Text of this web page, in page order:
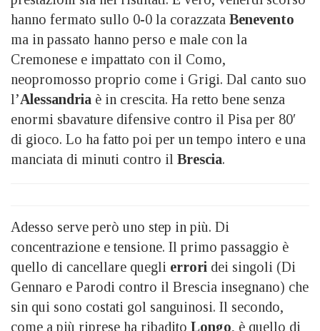
hanno fermato sullo 0-0 la corazzata Benevento
ma in passato hanno perso e male con la
Cremonese e impattato con il Como,
neopromosso proprio come i Grigi. Dal canto suo
l’Alessandria è in crescita. Ha retto bene senza
enormi sbavature difensive contro il Pisa per 80′
di gioco. Lo ha fatto poi per un tempo intero e una
manciata di minuti contro il Brescia.
Adesso serve però uno step in più. Di
concentrazione e tensione. Il primo passaggio è
quello di cancellare quegli errori dei singoli (Di
Gennaro e Parodi contro il Brescia insegnano) che
sin qui sono costati gol sanguinosi. Il secondo,
come a più riprese ha ribadito Longo, è quello di